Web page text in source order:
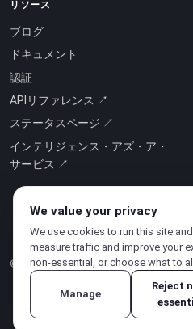
リソース
ブログ
ドキュメント
認証
APIリファレンス ↗
ステータスページ ↗
インテリジェンス・アズ・ア・
サービス ↗
© 2026 CloudSigma Holding AG.無断
プライバシーポリ
We value your privacy
We use cookies to run this site
measure traffic and improve your
non-essential, or choose what to
Manage
Reject